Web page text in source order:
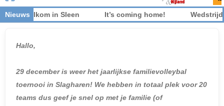
Nieuws
niet welkom in Sleen It’s coming home!
Hallo,
29 decemberis weer het jaarlijkse familievolleybal
toernooi in Slagharen! We hebben in totaal plek voor 20
teams dus geef je snel op met je familie (of